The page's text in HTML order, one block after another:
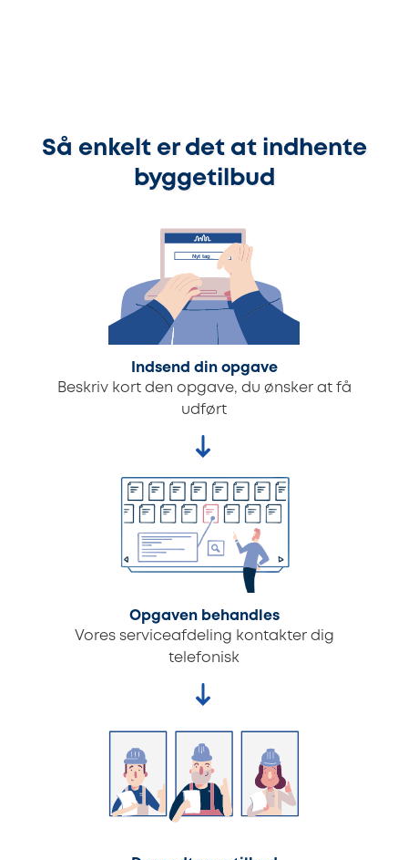
Så enkelt er det at indhente
byggetilbud
Indsend din opgave
Beskriv kort den opgave, du ønsker at få
udført
Opgaven behandles
Vores serviceafdeling kontakter dig
telefonisk